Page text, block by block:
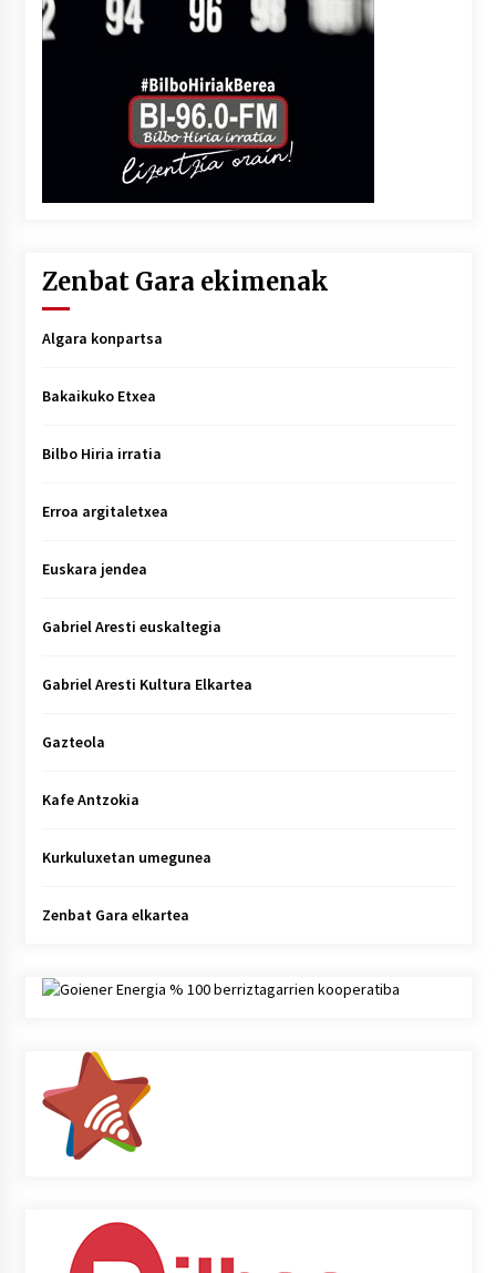
Zenbat Gara ekimenak
Algara konpartsa
Bakaikuko Etxea
Bilbo Hiria irratia
Erroa argitaletxea
Euskara jendea
Gabriel Aresti euskaltegia
Gabriel Aresti Kultura Elkartea
Gazteola
Kafe Antzokia
Kurkuluxetan umegunea
Zenbat Gara elkartea